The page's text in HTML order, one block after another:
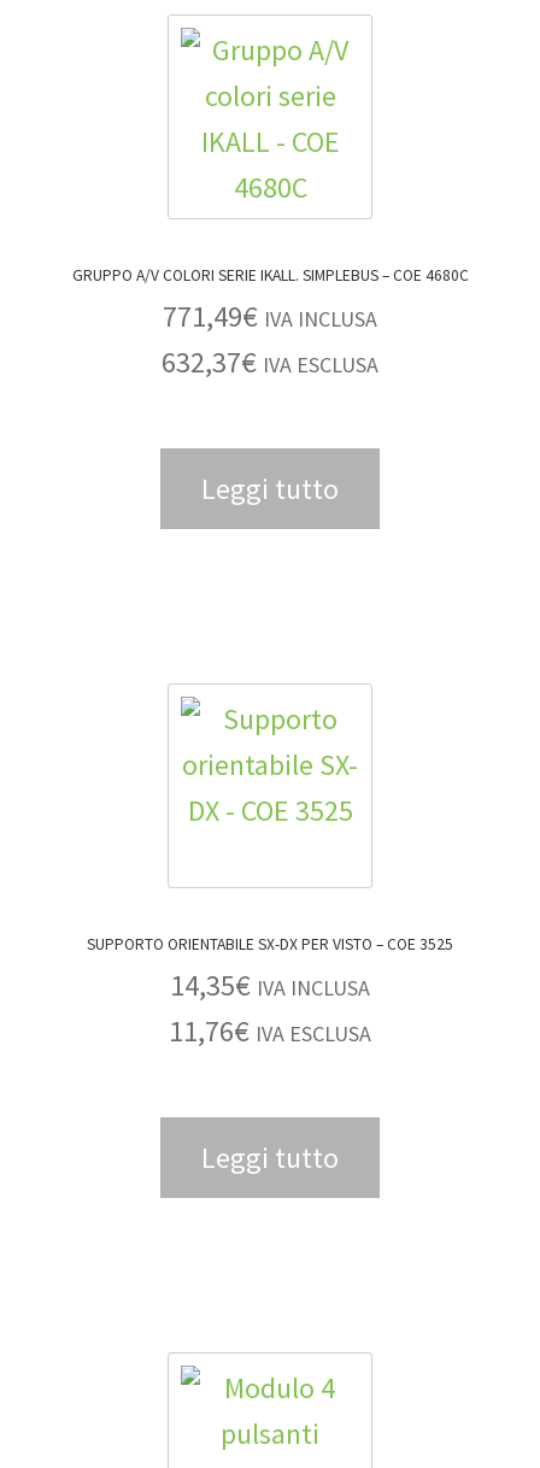
GRUPPO A/V COLORI SERIE IKALL. SIMPLEBUS – COE 4680C
771,49€ IVA INCLUSA
632,37€ IVA ESCLUSA
Leggi tutto
SUPPORTO ORIENTABILE SX-DX PER VISTO – COE 3525
14,35€ IVA INCLUSA
11,76€ IVA ESCLUSA
Leggi tutto